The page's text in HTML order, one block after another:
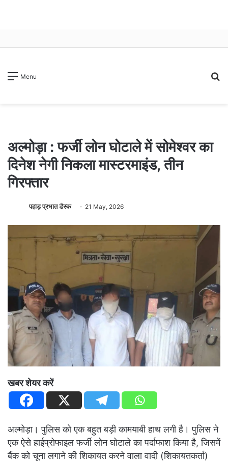
Menu
अल्मोड़ा : फर्जी लोन घोटाले में सोमेश्वर का
दिनेश नेगी निकला मास्टरमाइंड, तीन
गिरफ्तार
पहाड़ प्रभात डैस्क 21 May, 2026
खबर शेयर करें
अल्मोड़ा। पुलिस को एक बहुत बड़ी कामयाबी हाथ लगी है। पुलिस ने
एक ऐसे हाईप्रोफाइल फर्जी लोन घोटाले का पर्दाफाश किया है, जिसमें
बैंक को चूना लगाने की शिकायत करने वाला वादी (शिकायतकर्ता)